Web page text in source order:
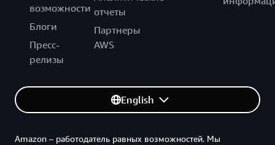
возможности
Блоги
Пресс-
релизы
отчеты
Партнеры
AWS
English
Amazon – работодатель равных возможностей. Мы